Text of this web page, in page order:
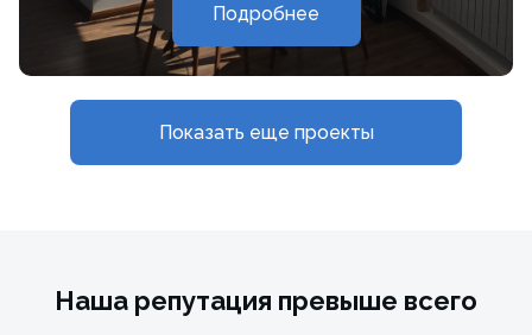
Подробнее
Показать еще проекты
Наша репутация превыше всего